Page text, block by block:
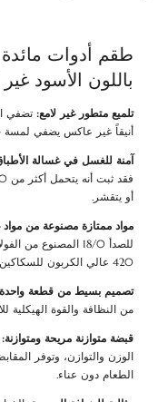
طقم أدوات مائدة
باللون الأسود
تلميع متطور غير لامع:تضفي
أنيقاً غير عاكس يضفي لمسة
آمنة للغسل في غسالة
أو يتقشر.
مواد ممتازة مصنوعة من مواد
للصدأ 18/0 المصنوع
420 عالي الكربون للسكاكين لضمان مقاومة فائقة للصدأ وحدّة تدوم طويلاً.
تصميم بسيط من قطعة
من النظافة والقوة الهيكلية
قبضة متوازنة مريحة ومتوازنة:
الوزن والتوازن، وتوفر
الطعام دون عناء.